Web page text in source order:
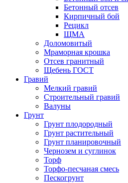
Бетонный отсев
Кирпичный бой
Рецикл
ЩМА
Доломовитый
Мраморная крошка
Отсев гранитный
Щебень ГОСТ
Гравий
Мелкий гравий
Строительный гравий
Валуны
Грунт
Грунт плодородный
Грунт растительный
Грунт планировочный
Чернозем и суглинок
Торф
Торфо-песчаная смесь
Пескогрунт